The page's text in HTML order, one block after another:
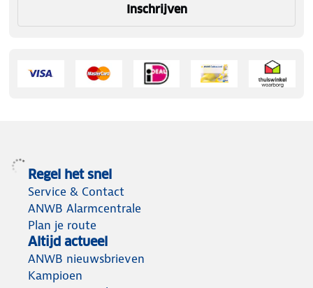
Inschrijven
Regel het snel
Service & Contact
ANWB Alarmcentrale
Plan je route
Altijd actueel
ANWB nieuwsbrieven
Kampioen